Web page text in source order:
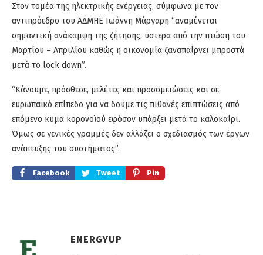
Στον τομέα της ηλεκτρικής ενέργειας, σύμφωνα με τον
αντιπρόεδρο του ΑΔΜΗΕ Ιωάννη Μάργαρη “αναμένεται
σημαντική ανάκαμψη της ζήτησης, ύστερα από την πτώση του
Μαρτίου – Απριλίου καθώς η οικονομία ξαναπαίρνει μπροστά
μετά το lock down”.
“Κάνουμε, πρόσθεσε, μελέτες και προσομειώσεις και σε
ευρωπαϊκό επίπεδο για να δούμε τις πιθανές επιπτώσεις από
επόμενο κύμα κορονοϊού εφόσον υπάρξει μετά το καλοκαίρι.
Όμως σε γενικές γραμμές δεν αλλάζει ο σχεδιασμός των έργων
ανάπτυξης του συστήματος”.
Facebook Tweet Pin
ENERGYUP